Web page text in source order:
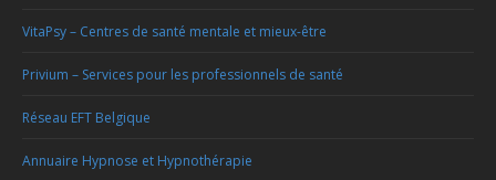
VitaPsy – Centres de santé mentale et mieux-être
Privium – Services pour les professionnels de santé
Réseau EFT Belgique
Annuaire Hypnose et Hypnothérapie